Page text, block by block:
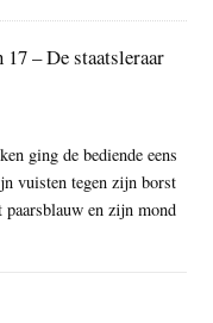
– De staatsleraar
ging de bediende eens
vuisten tegen zijn borst
en zijn mond